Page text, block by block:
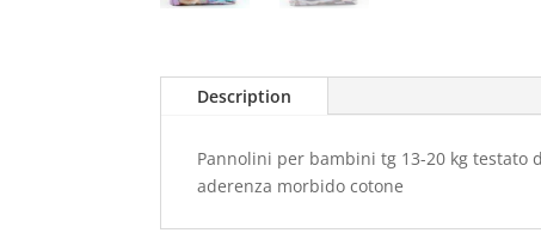
Description
Pannolini per bambini tg 13-20 kg testato
aderenza morbido cotone